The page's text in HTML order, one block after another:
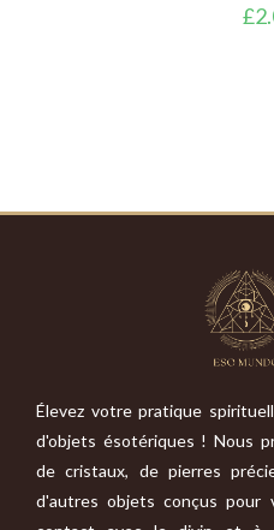
£
Élevez votre pratique
d'objets ésotériques ! Nous
de cristaux, de pierres
d'autres objets conçus pour